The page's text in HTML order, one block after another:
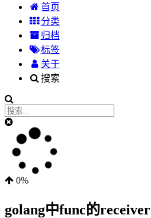
首页
分类
归档
标签
关于
搜索
0%
golang中func的receiver